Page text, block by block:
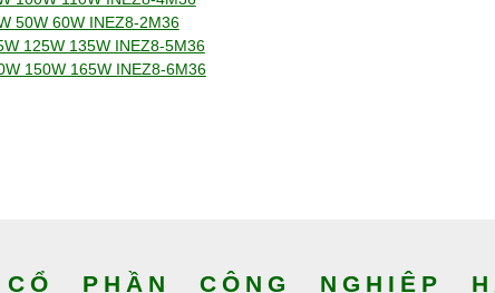
50W 60W INEZ8-2M36
125W 135W INEZ8-5M36
150W 165W INEZ8-6M36
PHẦN CÔNG NGHIỆP